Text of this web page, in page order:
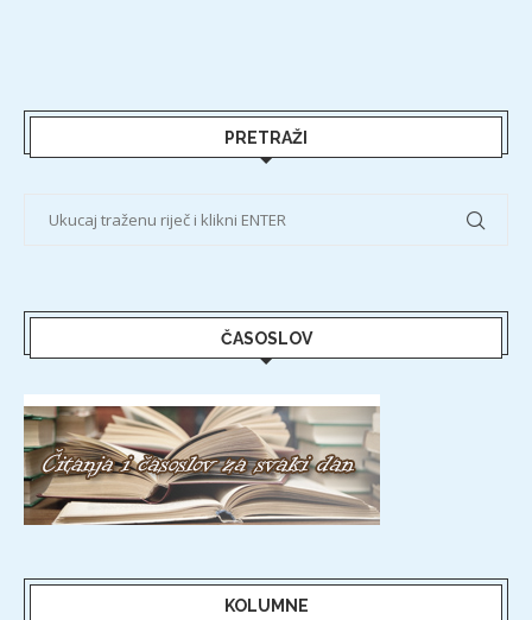
PRETRAŽI
ČASOSLOV
KOLUMNE